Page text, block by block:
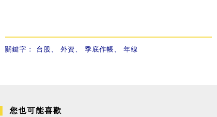
關鍵字： 台股 外資 季底作帳 年線
您也可能喜歡